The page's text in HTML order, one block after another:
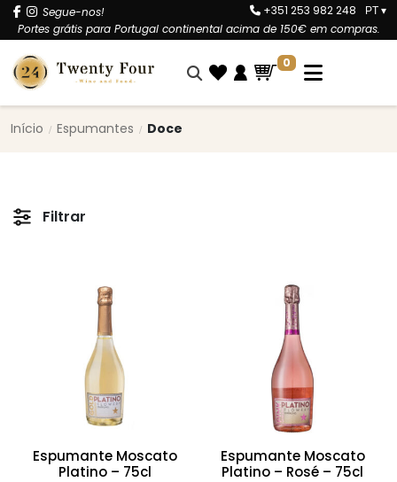
Segue-nos!
Portes grátis para Portugal continental acima de 150€ em compras.
+351 253 982 248 PT ▾
0
Início Espumantes Doce
Filtrar
Espumante Moscato
Platino – 75cl
Espumante Moscato
Platino – Rosé – 75cl